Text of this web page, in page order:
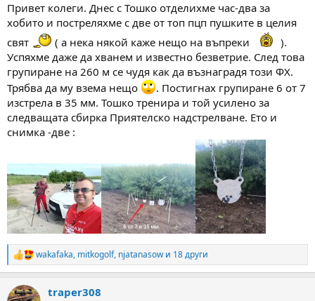
Привет колеги. Днес с Тошко отделихме час-два за
хобито и постреляхме с две от топ пцп пушките в целия
свят
( а нека някой каже нещо на въпреки
).
Успяхме даже да хванем и известно безветрие. След това
групиране на 260 м се чудя как да възнаградя този ФХ.
Трябва да му взема нещо
. Постигнах групиране 6 от 7
изстрела в 35 мм. Тошко тренира и той усилено за
следващата сбирка Приятелско надстрелване. Ето и
снимка -две :
R
e
c
wakafaka, mitkogolf, njatanasowи 18 други
traper308